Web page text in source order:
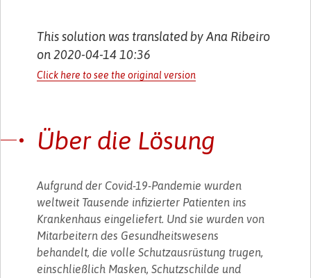
This solution was translated by Ana Ribeiro
on 2020-04-14 10:36
Click here to see the original version
Über die Lösung
Aufgrund der Covid-19-Pandemie wurden
weltweit Tausende infizierter Patienten ins
Krankenhaus eingeliefert. Und sie wurden von
Mitarbeitern des Gesundheitswesens
behandelt, die volle Schutzausrüstung trugen,
einschließlich Masken, Schutzschilde und